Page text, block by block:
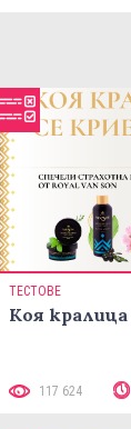
ТЕСТОВЕ
Коя кралица
117 624